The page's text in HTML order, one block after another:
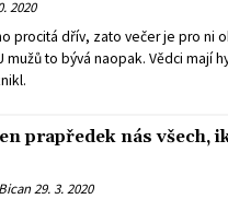
2020
procitá dřív, zato večer je pro ni
mužů to bývá naopak. Vědci mají
prapředek nás všech,
29. 3. 2020